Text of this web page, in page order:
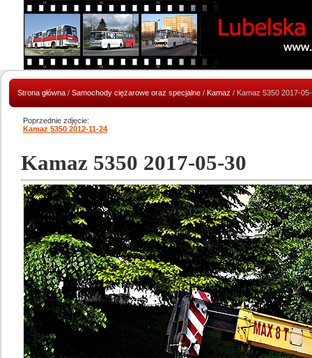
Strona główna / Samochody ciężarowe oraz specjalne / Kamaz / Kamaz 5350 2017-
Poprzednie zdjęcie:
Kamaz 5350 2012-11-24
Kamaz 5350 2017-05-30